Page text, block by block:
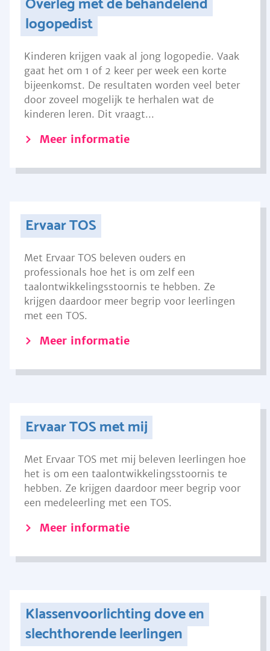
logopedist
Kinderen krijgen vaak al jong logopedie. Vaak
gaat het om 1 of 2 keer per week een korte
bijeenkomst. De resultaten worden veel beter
door zoveel mogelijk te herhalen wat de
kinderen leren. Dit vraagt...
Meer informatie
Ervaar TOS
Met Ervaar TOS beleven ouders en
professionals hoe het is om zelf een
taalontwikkelingsstoornis te hebben. Ze
krijgen daardoor meer begrip voor leerlingen
met een TOS.
Meer informatie
Ervaar TOS met mij
Met Ervaar TOS met mij beleven leerlingen hoe
het is om een taalontwikkelingsstoornis te
hebben. Ze krijgen daardoor meer begrip voor
een medeleerling met een TOS.
Meer informatie
Klassenvoorlichting dove en
slechthorende leerlingen